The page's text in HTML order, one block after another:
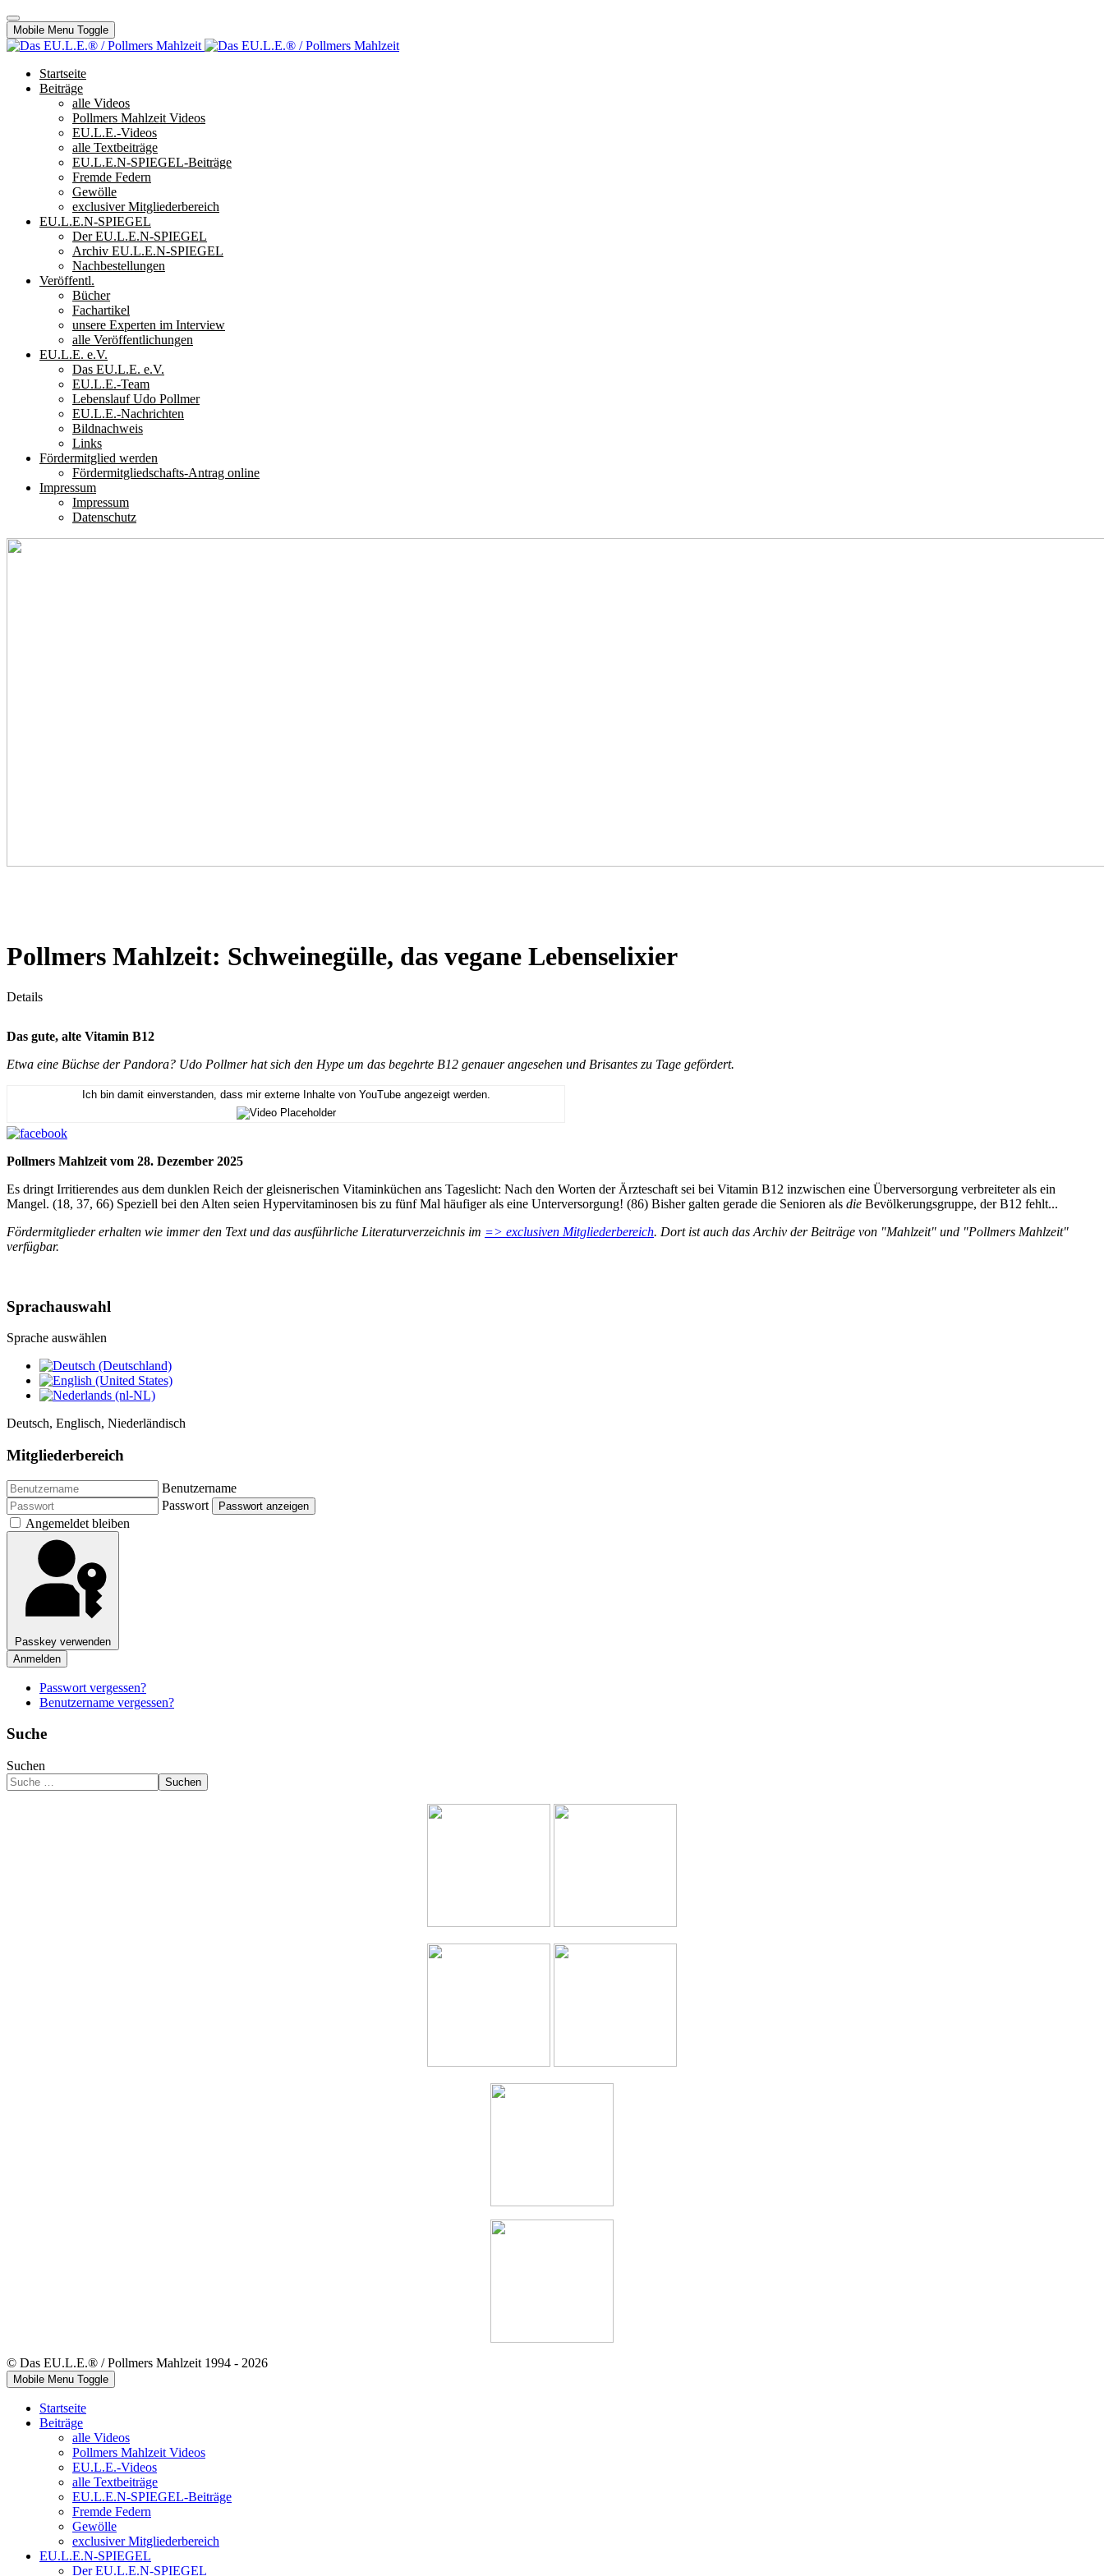
Mobile Menu Toggle
Startseite
Beiträge
alle Videos
Pollmers Mahlzeit Videos
EU.L.E.-Videos
alle Textbeiträge
EU.L.E.N-SPIEGEL-Beiträge
Fremde Federn
Gewölle
exclusiver Mitgliederbereich
EU.L.E.N-SPIEGEL
Der EU.L.E.N-SPIEGEL
Archiv EU.L.E.N-SPIEGEL
Nachbestellungen
Veröffentl.
Bücher
Fachartikel
unsere Experten im Interview
alle Veröffentlichungen
EU.L.E. e.V.
Das EU.L.E. e.V.
EU.L.E.-Team
Lebenslauf Udo Pollmer
EU.L.E.-Nachrichten
Bildnachweis
Links
Fördermitglied werden
Fördermitgliedschafts-Antrag online
Impressum
Impressum
Datenschutz
Pollmers Mahlzeit: Schweinegülle, das vegane Lebenselixier
Details
Das gute, alte Vitamin B12
Etwa eine Büchse der Pandora? Udo Pollmer hat sich den Hype um das begehrte B12 genauer angesehen und Brisantes zu Tage gefördert.
Ich bin damit einverstanden, dass mir externe Inhalte von YouTube angezeigt werden.
Pollmers Mahlzeit vom 28. Dezember 2025
Es dringt Irritierendes aus dem dunklen Reich der gleisnerischen Vitaminküchen ans Tageslicht: Nach den Worten der Ärzteschaft sei bei Vitamin B12 inzwischen eine Überversorgung verbreiteter als ein
Mangel. (18, 37, 66) Speziell bei den Alten seien Hypervitaminosen bis zu fünf Mal häufiger als eine Unterversorgung! (86) Bisher galten gerade die Senioren als die Bevölkerungsgruppe, der B12 fehlt...
Fördermitglieder erhalten wie immer den Text und das ausführliche Literaturverzeichnis im => exclusiven Mitgliederbereich. Dort ist auch das Archiv der Beiträge von "Mahlzeit" und "Pollmers Mahlzeit"
verfügbar.
Sprachauswahl
Sprache auswählen
Deutsch, Englisch, Niederländisch
Mitgliederbereich
Benutzername
Passwort
Passwort anzeigen
Angemeldet bleiben
Passkey verwenden
Anmelden
Passwort vergessen?
Benutzername vergessen?
Suche
Suchen
Suchen
© Das EU.L.E.® / Pollmers Mahlzeit 1994 - 2026
Mobile Menu Toggle
Startseite
Beiträge
alle Videos
Pollmers Mahlzeit Videos
EU.L.E.-Videos
alle Textbeiträge
EU.L.E.N-SPIEGEL-Beiträge
Fremde Federn
Gewölle
exclusiver Mitgliederbereich
EU.L.E.N-SPIEGEL
Der EU.L.E.N-SPIEGEL